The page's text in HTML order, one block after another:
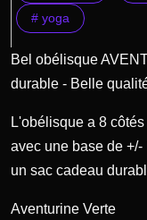
# yoga
Bel obélisque
durable - Belle
L'obélisque a 8
avec une base de
un sac cadeau
Aventurine Verte